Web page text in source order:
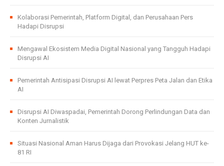
Kolaborasi Pemerintah, Platform Digital, dan Perusahaan Pers
Hadapi Disrupsi
Mengawal Ekosistem Media Digital Nasional yang Tangguh Hadapi
Disrupsi AI
Pemerintah Antisipasi Disrupsi AI lewat Perpres Peta Jalan dan Etika
AI
Disrupsi AI Diwaspadai, Pemerintah Dorong Perlindungan Data dan
Konten Jurnalistik
Situasi Nasional Aman Harus Dijaga dari Provokasi Jelang HUT ke-
81 RI